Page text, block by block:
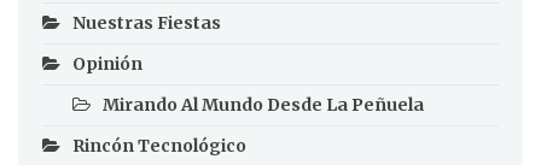
Nuestras Fiestas
Opinión
Mirando Al Mundo Desde La Peñuela
Rincón Tecnológico